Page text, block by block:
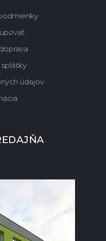
splátky
údajov